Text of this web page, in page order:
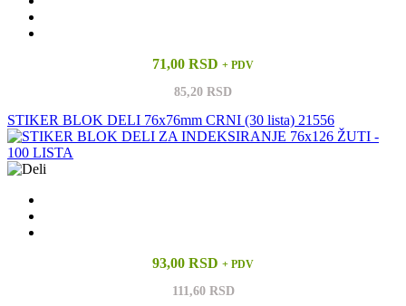
71,00 RSD + PDV
85,20 RSD
STIKER BLOK DELI 76x76mm CRNI (30 lista) 21556
93,00 RSD + PDV
111,60 RSD